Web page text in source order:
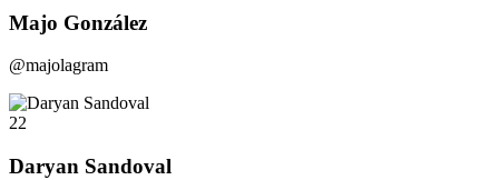
Majo González
@majolagram
22
Daryan Sandoval